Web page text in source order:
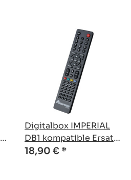
Digitalbox IMPERIAL
DB1 kompatible Ersatz
Fernbedienung
18,90 € *